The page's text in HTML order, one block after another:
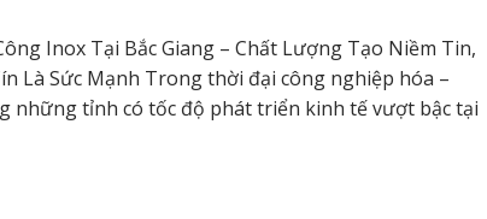
Inox Tại Bắc Giang – Chất Lượng Tạo Niềm Tin,
Là Sức Mạnh Trong thời đại công nghiệp hóa –
những tỉnh có tốc độ phát triển kinh tế vượt bậc tại